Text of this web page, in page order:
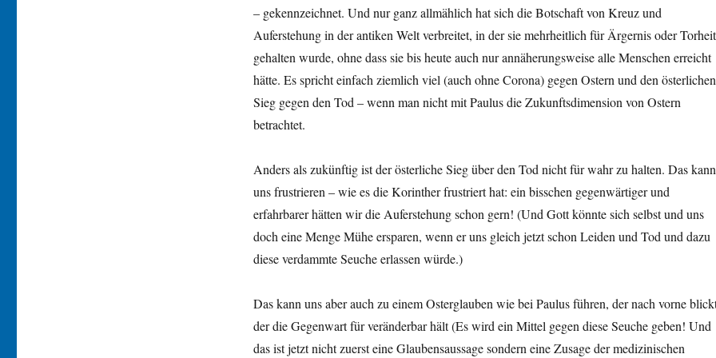
– gekennzeichnet. Und nur ganz allmählich hat sich die Botschaft von Kreuz und
Auferstehung in der antiken Welt verbreitet, in der sie mehrheitlich für Ärgernis oder Torheit
gehalten wurde, ohne dass sie bis heute auch nur annäherungsweise alle Menschen erreicht
hätte. Es spricht einfach ziemlich viel (auch ohne Corona) gegen Ostern und den österlichen
Sieg gegen den Tod – wenn man nicht mit Paulus die Zukunftsdimension von Ostern
betrachtet.
Anders als zukünftig ist der österliche Sieg über den Tod nicht für wahr zu halten. Das kann
uns frustrieren – wie es die Korinther frustriert hat: ein bisschen gegenwärtiger und
erfahrbarer hätten wir die Auferstehung schon gern! (Und Gott könnte sich selbst und uns
doch eine Menge Mühe ersparen, wenn er uns gleich jetzt schon Leiden und Tod und dazu
diese verdammte Seuche erlassen würde.)
Das kann uns aber auch zu einem Osterglauben wie bei Paulus führen, der nach vorne
der die Gegenwart für veränderbar hält (Es wird ein Mittel gegen diese Seuche geben! Und
das ist jetzt nicht zuerst eine Glaubensaussage sondern eine Zusage der medizinischen